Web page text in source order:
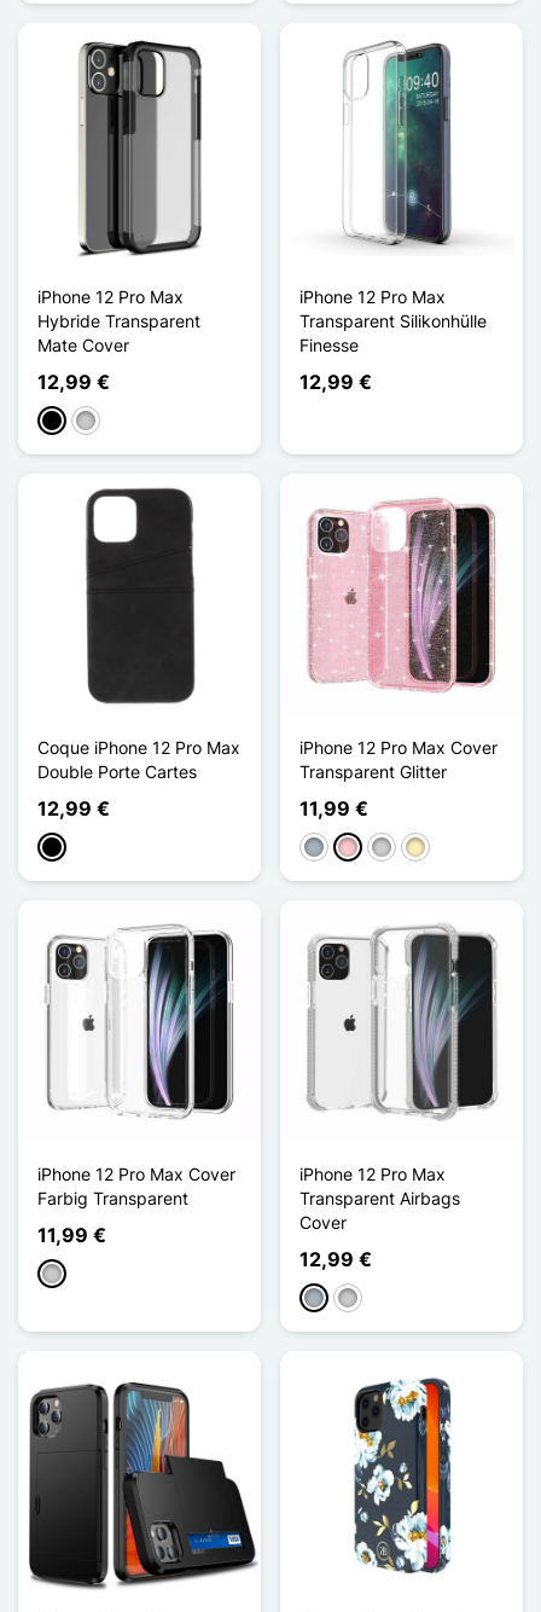
iPhone 12 Pro Max
Hybride Transparent
Mate Cover
12,99 €
SchwarzTransparent
iPhone 12 Pro Max
Transparent Silikonhülle
Finesse
12,99 €
Coque iPhone 12 Pro Max
Double Porte Cartes
12,99 €
Schwarz
iPhone 12 Pro Max Cover
Transparent Glitter
11,99 €
GrauPinkSilberGolden
iPhone 12 Pro Max Cover
Farbig Transparent
11,99 €
Transparent
iPhone 12 Pro Max
Transparent Airbags
Cover
12,99 €
GrauTransparent